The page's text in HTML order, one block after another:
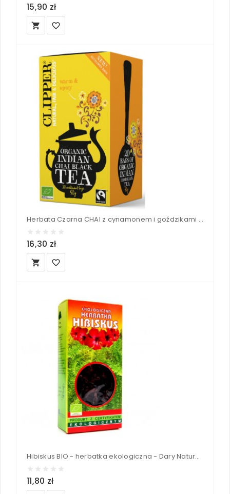
15,90 zł
local_grocery_store favorite_border
Herbata Czarna CHAI z cynamonem i goździkami (20x2,5g) FAIR TRADE BIO - CLIPPER 50 g
16,30 zł
local_grocery_store favorite_border
Hibiskus BIO - herbatka ekologiczna - Dary Natury 50 g
11,80 zł